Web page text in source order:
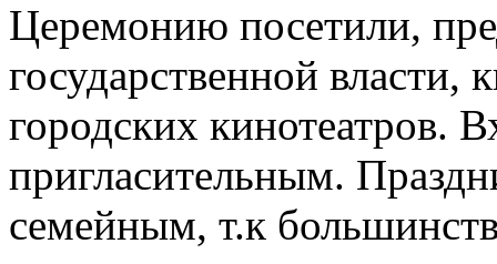
Церемонию посетили,
государственной
городских кинотеатров.
пригласительным.
семейным, т.к